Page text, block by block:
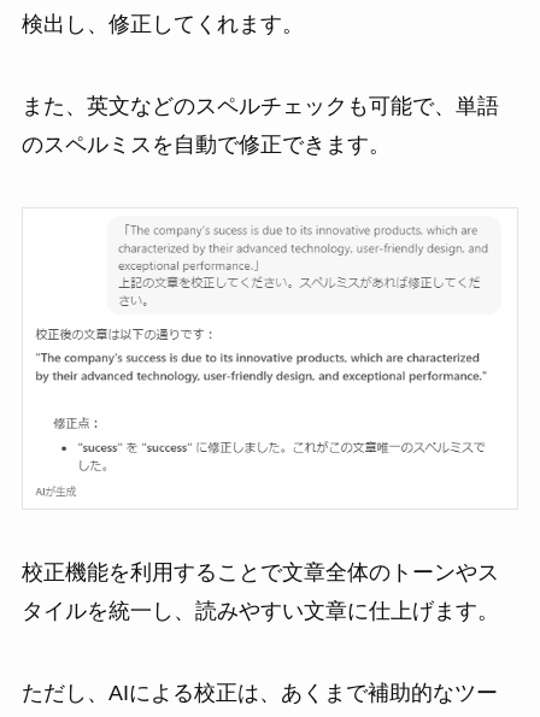
検出し、修正してくれます。
また、英文などのスペルチェックも可能で、単語
のスペルミスを自動で修正できます。
校正機能を利用することで文章全体のトーンやス
タイルを統一し、読みやすい文章に仕上げます。
ただし、AIによる校正は、あくまで補助的なツー